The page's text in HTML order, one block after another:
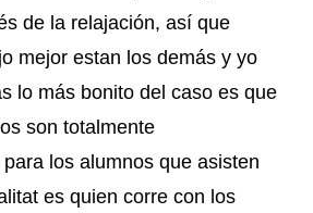
de la relajación, así que
mejor estan los demás y yo
lo más bonito del caso es que
son totalmente
los alumnos que asisten
es quien corre con los